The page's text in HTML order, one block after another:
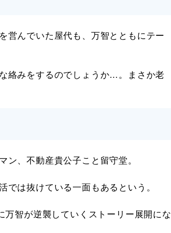
営んでいた屋代も、万智とともにテー
絡みをするのでしょうか…。まさか老
ン、不動産貴公子こと留守堂。
では抜けている一面もあるという。
万智が逆襲していくストーリー展開にな